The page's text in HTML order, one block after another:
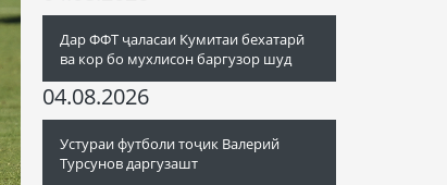
Дар ФФТ ҷаласаи Кумитаи бехатарӣ
ва кор бо мухлисон баргузор шуд
04.08.2026
Устураи футболи тоҷик Валерий
Турсунов даргузашт